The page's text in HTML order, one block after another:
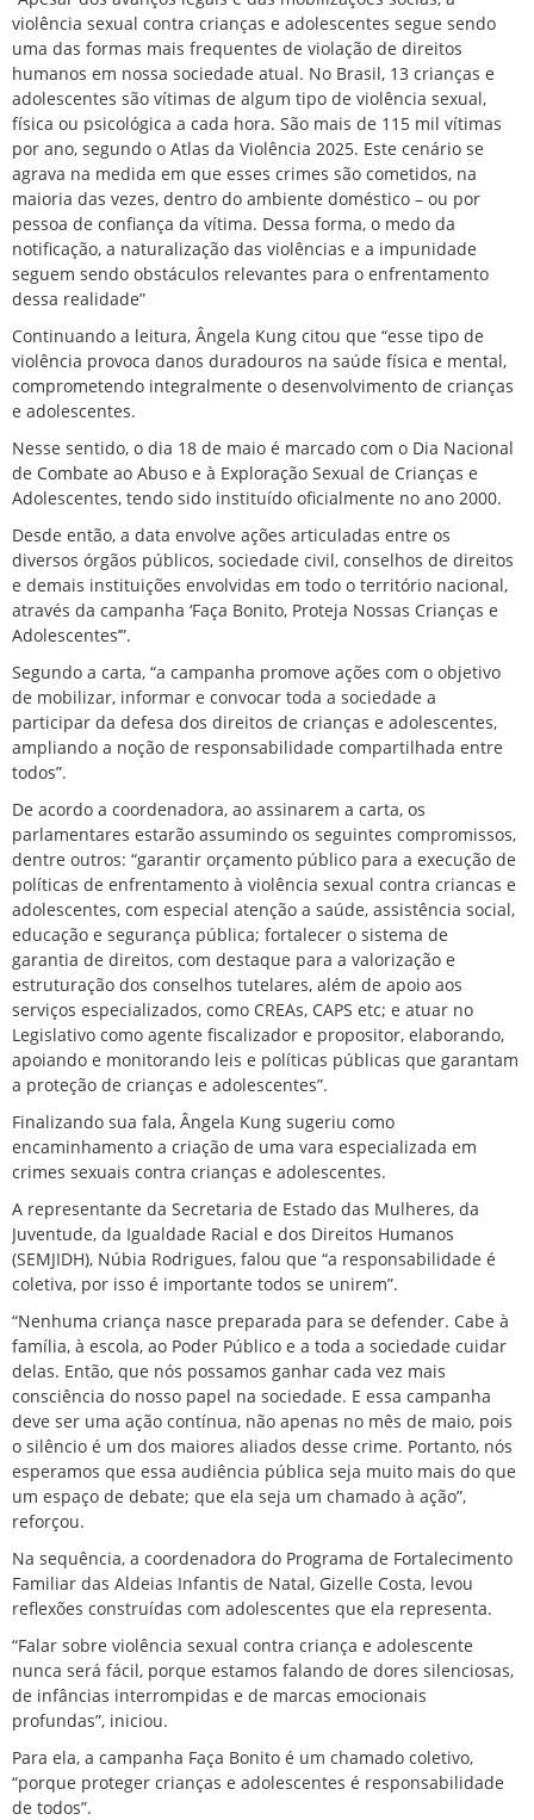
violência sexual contra crianças e adolescentes segue sendo
uma das formas mais frequentes de violação de direitos
humanos em nossa sociedade atual. No Brasil, 13 crianças e
adolescentes são vítimas de algum tipo de violência sexual,
física ou psicológica a cada hora. São mais de 115 mil vítimas
por ano, segundo o Atlas da Violência 2025. Este cenário se
agrava na medida em que esses crimes são cometidos, na
maioria das vezes, dentro do ambiente doméstico – ou por
pessoa de confiança da vítima. Dessa forma, o medo da
notificação, a naturalização das violências e a impunidade
seguem sendo obstáculos relevantes para o enfrentamento
dessa realidade”
Continuando a leitura, Ângela Kung citou que “esse tipo de
violência provoca danos duradouros na saúde física e mental,
comprometendo integralmente o desenvolvimento de crianças
e adolescentes.
Nesse sentido, o dia 18 de maio é marcado com o Dia Nacional
de Combate ao Abuso e à Exploração Sexual de Crianças e
Adolescentes, tendo sido instituído oficialmente no ano 2000.
Desde então, a data envolve ações articuladas entre os
diversos órgãos públicos, sociedade civil, conselhos de direitos
e demais instituições envolvidas em todo o território nacional,
através da campanha ‘Faça Bonito, Proteja Nossas Crianças e
Adolescentes’”.
Segundo a carta, “a campanha promove ações com o objetivo
de mobilizar, informar e convocar toda a sociedade a
participar da defesa dos direitos de crianças e adolescentes,
ampliando a noção de responsabilidade compartilhada entre
todos”.
De acordo a coordenadora, ao assinarem a carta, os
parlamentares estarão assumindo os seguintes compromissos,
dentre outros: “garantir orçamento público para a execução de
políticas de enfrentamento à violência sexual contra criancas e
adolescentes, com especial atenção a saúde, assistência social,
educação e segurança pública; fortalecer o sistema de
garantia de direitos, com destaque para a valorização e
estruturação dos conselhos tutelares, além de apoio aos
serviços especializados, como CREAs, CAPS etc; e atuar no
Legislativo como agente fiscalizador e propositor, elaborando,
apoiando e monitorando leis e políticas públicas que garantam
a proteção de crianças e adolescentes”.
Finalizando sua fala, Ângela Kung sugeriu como
encaminhamento a criação de uma vara especializada em
crimes sexuais contra crianças e adolescentes.
A representante da Secretaria de Estado das Mulheres, da
Juventude, da Igualdade Racial e dos Direitos Humanos
(SEMJIDH), Núbia Rodrigues, falou que “a responsabilidade é
coletiva, por isso é importante todos se unirem”.
“Nenhuma criança nasce preparada para se defender. Cabe à
família, à escola, ao Poder Público e a toda a sociedade cuidar
delas. Então, que nós possamos ganhar cada vez mais
consciência do nosso papel na sociedade. E essa campanha
deve ser uma ação contínua, não apenas no mês de maio, pois
o silêncio é um dos maiores aliados desse crime. Portanto, nós
esperamos que essa audiência pública seja muito mais do que
um espaço de debate; que ela seja um chamado à ação”,
reforçou.
Na sequência, a coordenadora do Programa de Fortalecimento
Familiar das Aldeias Infantis de Natal, Gizelle Costa, levou
reflexões construídas com adolescentes que ela representa.
“Falar sobre violência sexual contra criança e adolescente
nunca será fácil, porque estamos falando de dores silenciosas,
de infâncias interrompidas e de marcas emocionais
profundas”, iniciou.
Para ela, a campanha Faça Bonito é um chamado coletivo,
“porque proteger crianças e adolescentes é responsabilidade
de todos”.